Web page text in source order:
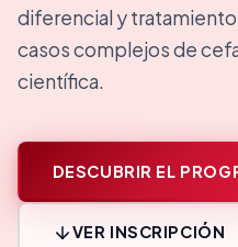
diferencial y
casos complejos de
científica.
DESCUBRIR EL
VER INSCRIPCIÓN